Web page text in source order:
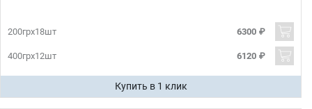
200грх18шт 6300 ₽
400грх12шт 6120 ₽
Купить в 1 клик